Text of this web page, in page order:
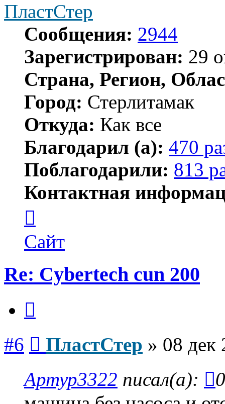
ПластСтер
Сообщения: 2944
Зарегистрирован: 29
Страна, Регион,
Город: Стерлитамак
Откуда: Как все
Благодарил (а): 470
Поблагодарили: 813
Контактная
пользователя
ПластСтер
Сайт
Re: Cybertech cun 200
#6 ПластСтер » 08 дек
Артур3322 писал(а):